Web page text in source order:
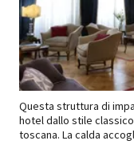
Questa struttura di
hotel dallo stile
toscana. La calda